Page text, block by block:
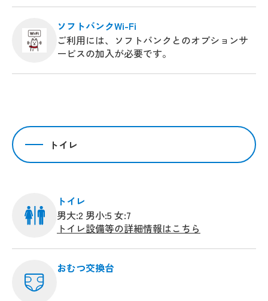
ソフトバンクWi-Fi
ご利用には、ソフトバンクとのオプションサ
ービスの加入が必要です。
トイレ
トイレ
男大:2 男小:5 女:7
トイレ設備等の詳細情報はこちら
おむつ交換台